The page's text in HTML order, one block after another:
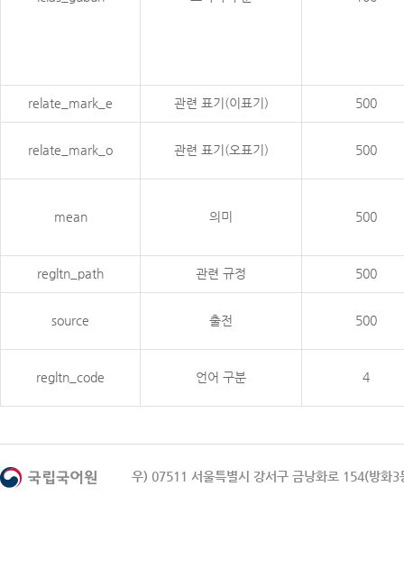
relate_mark_e 관련 표기(이표기) 500
relate_mark_o 관련 표기(오표기) 500
mean 의미 500
regltn_path 관련 규정 500
source 출전 500
regltn_code 언어 구분 4
우) 07511 서울특별시 강서구 금낭화로 154(방화3